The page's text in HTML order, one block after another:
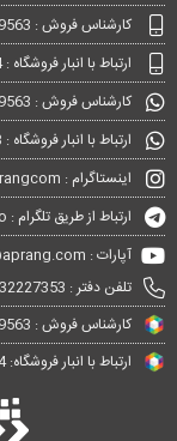
کارشناس فروش : 09134849563
ارتباط با انبار فروشگاه : 09132848814
کارشناس فروش : 09134849563
ارتباط با انبار فروشگاه : 09134849563
اینستاگرام : aprangcom@
ارتباط از طریق تلگرام : aprangco@
آپارات : aprang.com@
تلفن دفتر : 03132227353
کارشناس فروش : 09134849563
ارتباط با انبار فروشگاه: 09132848814